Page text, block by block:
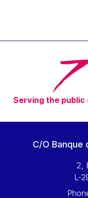
Timothy
Vaclav
Vassilios
Vítor
Viviane
Walter
Wolfgang
Serving the
C/O Banque
2,
L-